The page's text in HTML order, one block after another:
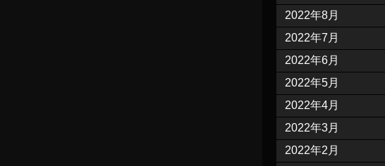
2022年8月
2022年7月
2022年6月
2022年5月
2022年4月
2022年3月
2022年2月